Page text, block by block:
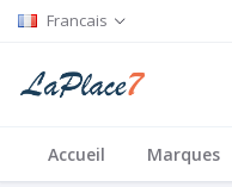
Francais
Accueil Marques